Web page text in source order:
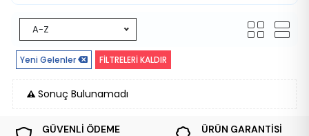
A-Z
Yeni Gelenler FİLTRELERİ KALDIR
Sonuç Bulunamadı
GÜVENLİ ÖDEME ÜRÜN GARANTİSİ